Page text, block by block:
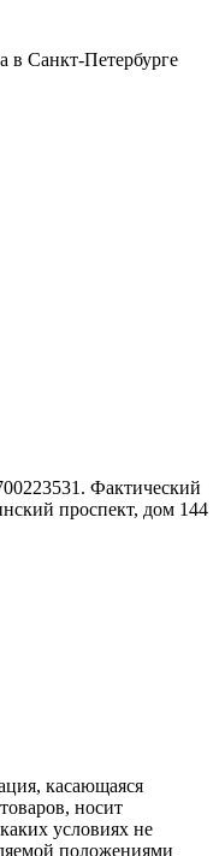
в Санкт-Петербурге
Фактический
проспект, дом 144
касающаяся
носит
условиях не
положениями